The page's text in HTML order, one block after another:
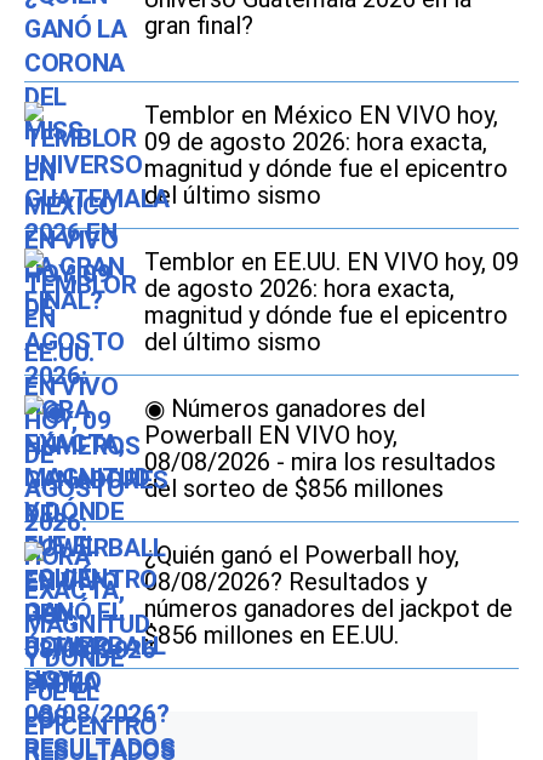
gran final?
Temblor en México EN VIVO hoy,
09 de agosto 2026: hora exacta,
magnitud y dónde fue el epicentro
del último sismo
Temblor en EE.UU. EN VIVO hoy, 09
de agosto 2026: hora exacta,
magnitud y dónde fue el epicentro
del último sismo
◉ Números ganadores del
Powerball EN VIVO hoy,
08/08/2026 - mira los resultados
del sorteo de $856 millones
¿Quién ganó el Powerball hoy,
08/08/2026? Resultados y
números ganadores del jackpot de
$856 millones en EE.UU.